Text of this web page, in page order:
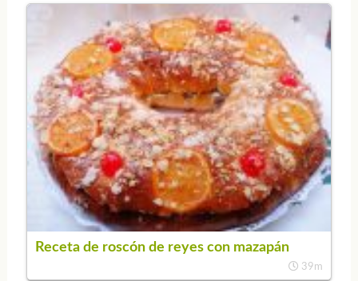
Receta de roscón de reyes con mazapán
39m